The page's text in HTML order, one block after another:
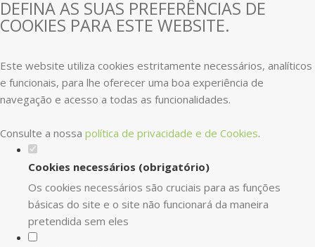
DEFINA AS SUAS PREFERÊNCIAS DE
COOKIES PARA ESTE WEBSITE.
Este website utiliza cookies estritamente necessários, analíticos
e funcionais, para lhe oferecer uma boa experiência de
navegação e acesso a todas as funcionalidades.
Consulte a nossa política de privacidade e de Cookies.
Cookies necessários (obrigatório)
Os cookies necessários são cruciais para as funções
básicas do site e o site não funcionará da maneira
pretendida sem eles